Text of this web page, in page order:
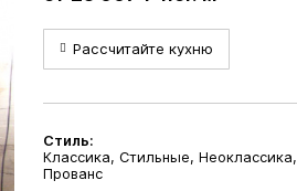
Рассчитайте кухню
Стиль:
Классика, Стильные, Неоклассика,
Прованс